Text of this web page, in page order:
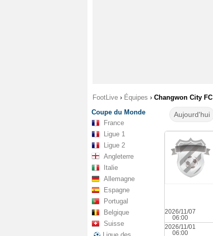
FootLive › Équipes › Changwon City FC
Coupe du Monde
France
Ligue 1
Ligue 2
Angleterre
Italie
Allemagne
Espagne
Portugal
Belgique
Suisse
Aujourd'hui
2026/11/07
06:00
2026/11/01
06:00